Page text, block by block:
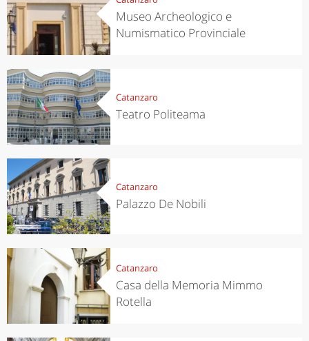
Museo Archeologico e
Numismatico Provinciale
Catanzaro
Teatro Politeama
Catanzaro
Palazzo De Nobili
Catanzaro
Casa della Memoria Mimmo
Rotella